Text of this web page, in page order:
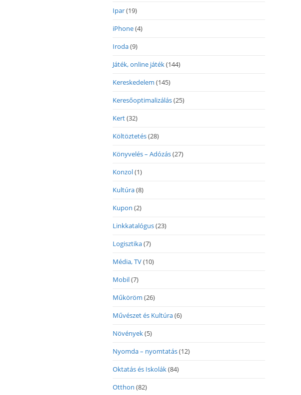
Ipar(19)
iPhone(4)
Iroda(9)
Játék, online játék(144)
Kereskedelem (145)
Keresőoptimalizálás(25)
Kert(32)
Költöztetés(28)
Könyvelés – Adózás(27)
Konzol(1)
Kultúra(8)
Kupon (2)
Linkkatalógus(23)
Logisztika(7)
Média, TV(10)
Mobil(7)
Műköröm (26)
Művészet és Kultúra(6)
Növények(5)
Nyomda – nyomtatás(12)
Oktatás és Iskolák(84)
Otthon (82)